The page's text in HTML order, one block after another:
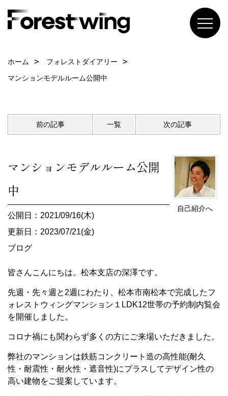
ホーム
フォレストダイアリー
マンションモデルルーム公開中
前の記事 一覧 次の記事
自己紹介へ
マンションモデルルーム公開
中
公開日：2021/09/16(木)
更新日：2023/07/21(金)
ブログ
皆さんこんにちは。松本支店の深澤です。
先週・先々週と2週にわたり、松本市南松本で完成したフ
ォレストウィングマンション１LDK12世帯の予約制内覧会
を開催しました。
コロナ禍にも関わらず多くの方にご来場いただきました。
弊社のマンションは鉄筋コンクリート造の高性能(耐久
性・耐震性・耐火性・遮音性)にプラスしてデザイン性の
高い建物をご提案しています。